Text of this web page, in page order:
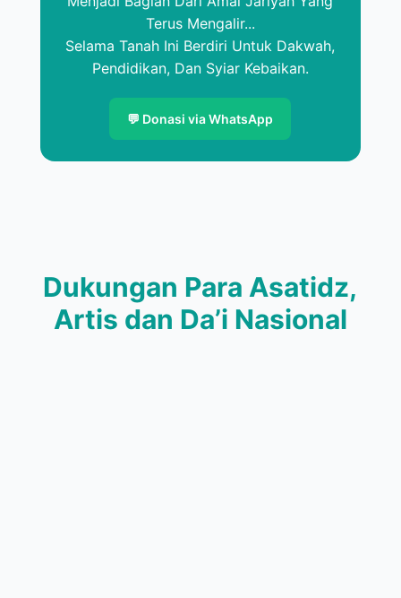
Terus Mengalir...
Selama Tanah Ini Berdiri Untuk Dakwah,
Pendidikan, Dan Syiar Kebaikan.
💬 Donasi via WhatsApp
Dukungan Para Asatidz,
Artis dan Da’i Nasional